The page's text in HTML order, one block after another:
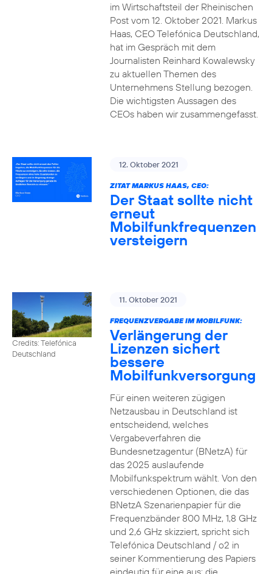
im Wirtschaftsteil der Rheinischen
Post vom 12. Oktober 2021. Markus
Haas, CEO Telefónica Deutschland,
hat im Gespräch mit dem
Journalisten Reinhard Kowalewsky
zu aktuellen Themen des
Unternehmens Stellung bezogen.
Die wichtigsten Aussagen des
CEOs haben wir zusammengefasst.
12. Oktober 2021
ZITAT MARKUS HAAS, CEO:
Der Staat sollte nicht
erneut
Mobilfunkfrequenzen
versteigern
Credits: Telefónica
Deutschland
11. Oktober 2021
FREQUENZVERGABE IM MOBILFUNK:
Verlängerung der
Lizenzen sichert
bessere
Mobilfunkversorgung
Für einen weiteren zügigen
Netzausbau in Deutschland ist
entscheidend, welches
Vergabeverfahren die
Bundesnetzagentur (BNetzA) für
das 2025 auslaufende
Mobilfunkspektrum wählt. Von den
verschiedenen Optionen, die das
BNetzA Szenarienpapier für die
Frequenzbänder 800 MHz, 1,8 GHz
und 2,6 GHz skizziert, spricht sich
Telefónica Deutschland / o2 in
seiner Kommentierung des Papiers
eindeutig für eine aus: die